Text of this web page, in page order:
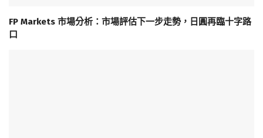
FP Markets 市場分析：市場評估下一步走勢，日圓再臨十字路
口